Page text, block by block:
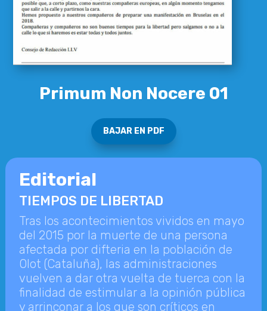
Primum Non Nocere 01
BAJAR EN PDF
Editorial
TIEMPOS DE LIBERTAD
Tras los acontecimientos vividos en mayo
del 2015 por la muerte de una persona
afectada por difteria en la población de
Olot (Cataluña), las administraciones
vuelven a dar otra vuelta de tuerca con la
finalidad de estimular a la opinión pública
y arrinconar a los que son críticos en